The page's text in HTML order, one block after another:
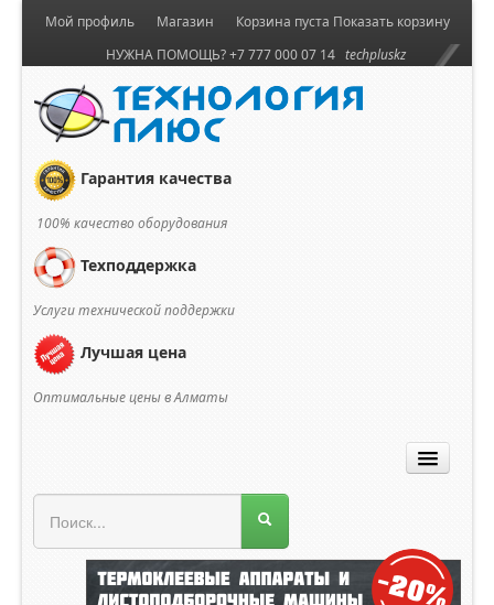
Корзина пуста Показать корзину
Мой профиль
Магазин
НУЖНА ПОМОЩЬ? +7 777 000 07 14 techpluskz
Гарантия качества
100% качество оборудования
Техподдержка
Услуги технической поддержки
Лучшая цена
Оптимальные цены в Алматы